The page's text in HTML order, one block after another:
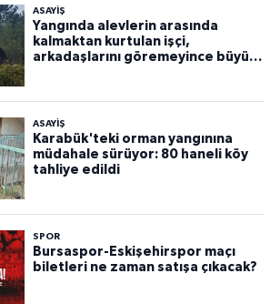
ASAYİŞ
Yangında alevlerin arasında
kalmaktan kurtulan işçi,
arkadaşlarını göremeyince büyük
ASAYİŞ
Karabük'teki orman yangınına
müdahale sürüyor: 80 haneli köy
tahliye edildi
SPOR
Bursaspor-Eskişehirspor maçı
biletleri ne zaman satışa çıkacak?